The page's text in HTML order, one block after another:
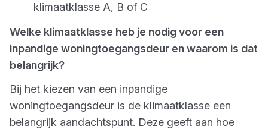
klimaatklasse A, B of C
Welke klimaatklasse heb je nodig voor een
inpandige woningtoegangsdeur en waarom is dat
belangrijk?
Bij het kiezen van een inpandige
woningtoegangsdeur is de klimaatklasse een
belangrijk aandachtspunt. Deze geeft aan hoe